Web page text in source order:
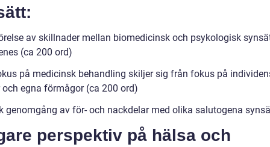
av skillnader mellan biomedicinsk och psykologisk
(ca 200 ord)
på medicinsk behandling skiljer sig från fokus på
och egna förmågor (ca 200 ord)
genomgång av för- och nackdelar med olika salutogena
perspektiv på hälsa och